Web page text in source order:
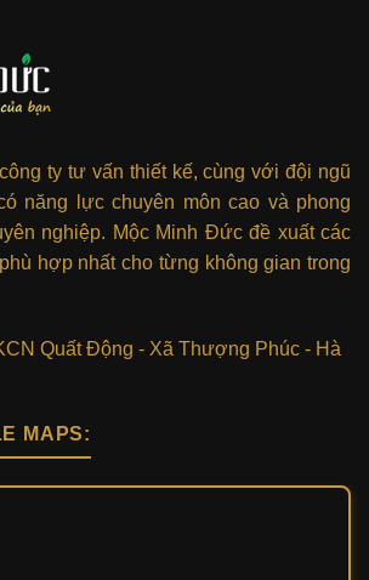
ty tư vấn thiết kế, cùng với đội ngũ
năng lực chuyên môn cao và phong
nghiệp. Mộc Minh Đức đề xuất các
hợp nhất cho từng không gian trong
Quất Động - Xã Thượng Phúc - Hà
MAPS: